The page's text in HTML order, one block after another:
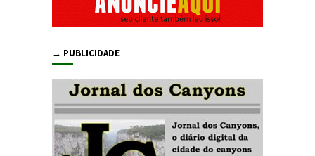
→ PUBLICIDADE